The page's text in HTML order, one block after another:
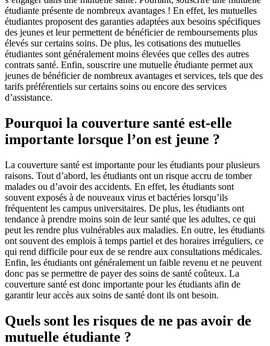
étudiante présente de nombreux avantages ! En effet, les mutuelles
étudiantes proposent des garanties adaptées aux besoins spécifiques
des jeunes et leur permettent de bénéficier de remboursements plus
élevés sur certains soins. De plus, les cotisations des mutuelles
étudiantes sont généralement moins élevées que celles des autres
contrats santé. Enfin, souscrire une mutuelle étudiante permet aux
jeunes de bénéficier de nombreux avantages et services, tels que des
tarifs préférentiels sur certains soins ou encore des services
d’assistance.
Pourquoi la couverture santé est-elle
importante lorsque l’on est jeune ?
La couverture santé est importante pour les étudiants pour plusieurs
raisons. Tout d’abord, les étudiants ont un risque accru de tomber
malades ou d’avoir des accidents. En effet, les étudiants sont
souvent exposés à de nouveaux virus et bactéries lorsqu’ils
fréquentent les campus universitaires. De plus, les étudiants ont
tendance à prendre moins soin de leur santé que les adultes, ce qui
peut les rendre plus vulnérables aux maladies. En outre, les étudiants
ont souvent des emplois à temps partiel et des horaires irréguliers, ce
qui rend difficile pour eux de se rendre aux consultations médicales.
Enfin, les étudiants ont généralement un faible revenu et ne peuvent
donc pas se permettre de payer des soins de santé coûteux. La
couverture santé est donc importante pour les étudiants afin de
garantir leur accès aux soins de santé dont ils ont besoin.
Quels sont les risques de ne pas avoir de
mutuelle étudiante ?